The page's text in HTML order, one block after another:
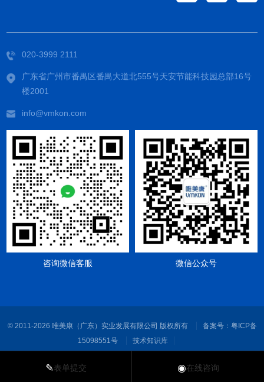
020-3999 2111
广东省广州市番禺区番禺大道北555号天安节能科技园总部16号
楼2001
info@vmkon.com
咨询微信客服 微信公众号
© 2011-2026 唯美康（广东）实业发展有限公司 版权所有 备案号： 粤ICP备
15098551号
技术知识库
✎表单提交 ◉在线咨询